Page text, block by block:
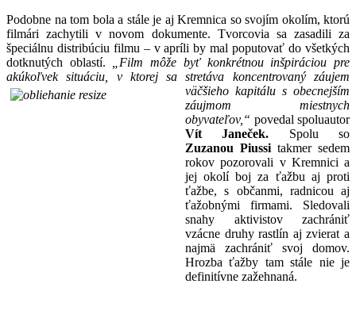
Podobne na tom bola a stále je aj Kremnica so svojím okolím, ktorú
filmári zachytili v novom dokumente. Tvorcovia sa zasadili za
špeciálnu distribúciu filmu – v apríli by mal poputovať do všetkých
dotknutých oblastí. „Film môže byť konkrétnou inšpiráciou pre
akúkoľvek situáciu, v ktorej sa stretáva koncentrovaný záujem
väčšieho kapitálu s obecnejším
záujmom miestnych
obyvateľov,“ povedal spoluautor
Vít Janeček. Spolu so
Zuzanou Piussi takmer sedem
rokov pozorovali v Kremnici a
jej okolí boj za ťažbu aj proti
ťažbe, s občanmi, radnicou aj
ťažobnými firmami. Sledovali
snahy aktivistov zachrániť
vzácne druhy rastlín aj zvierat a
najmä zachrániť svoj domov.
Hrozba ťažby tam stále nie je
definitívne zažehnaná.